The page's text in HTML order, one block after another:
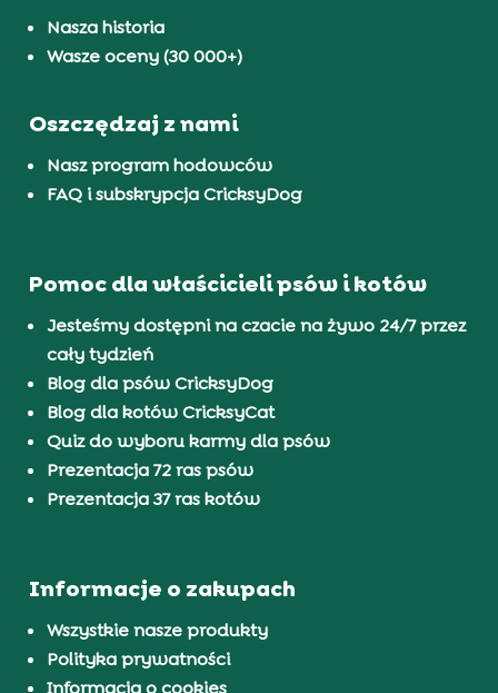
Nasza historia
Wasze oceny (30 000+)
Oszczędzaj z nami
Nasz program hodowców
FAQ i subskrypcja CricksyDog
Pomoc dla właścicieli psów i kotów
Jesteśmy dostępni na czacie na żywo 24/7 przez
cały tydzień
Blog dla psów CricksyDog
Blog dla kotów CricksyCat
Quiz do wyboru karmy dla psów
Prezentacja 72 ras psów
Prezentacja 37 ras kotów
Informacje o zakupach
Wszystkie nasze produkty
Polityka prywatności
Informacja o cookies